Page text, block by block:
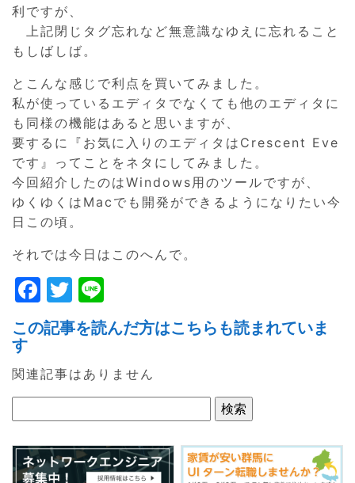
利ですが、
上記閉じタグ忘れなど無意識なゆえに忘れること
もしばしば。
とこんな感じで利点を買いてみました。
私が使っているエディタでなくても他のエディタに
も同様の機能はあると思いますが、
要するに『お気に入りのエディタはCrescent Eve
です』ってことをネタにしてみました。
今回紹介したのはWindows用のツールですが、
ゆくゆくはMacでも開発ができるようになりたい今
日この頃。
それでは今日はこのへんで。
F
a
c
e
b
o
o
k
T
w
itt
er
n
e
この記事を読んだ方はこちらも読まれていま
す
関連記事はありません